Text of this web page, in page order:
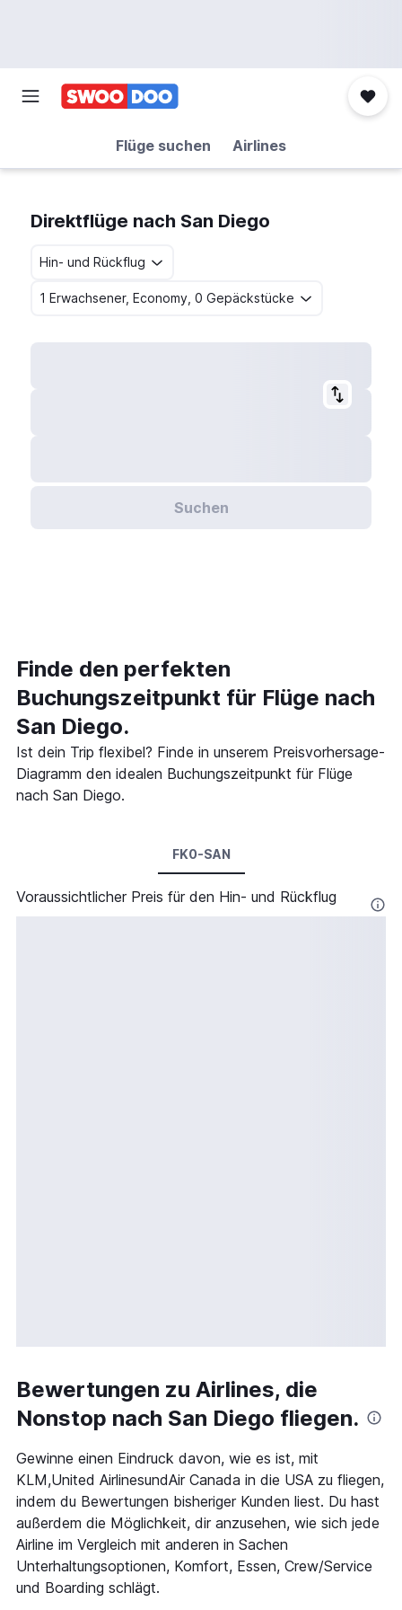
Flüge suchen Airlines
Direktflüge nach San Diego
Hin- und Rückflug
1 Erwachsener, Economy, 0 Gepäckstücke
Suchen
Finde den perfekten
Buchungszeitpunkt für Flüge nach
San Diego.
Ist dein Trip flexibel? Finde in unserem Preisvorhersage-
Diagramm den idealen Buchungszeitpunkt für Flüge
nach San Diego.
FK0-SAN
Voraussichtlicher Preis für den Hin- und Rückflug
Bewertungen zu Airlines, die
Nonstop nach San Diego fliegen.
Gewinne einen Eindruck davon, wie es ist, mit
KLM,United AirlinesundAir Canada in die USA zu fliegen,
indem du Bewertungen bisheriger Kunden liest. Du hast
außerdem die Möglichkeit, dir anzusehen, wie sich jede
Airline im Vergleich mit anderen in Sachen
Unterhaltungsoptionen, Komfort, Essen, Crew/Service
und Boarding schlägt.